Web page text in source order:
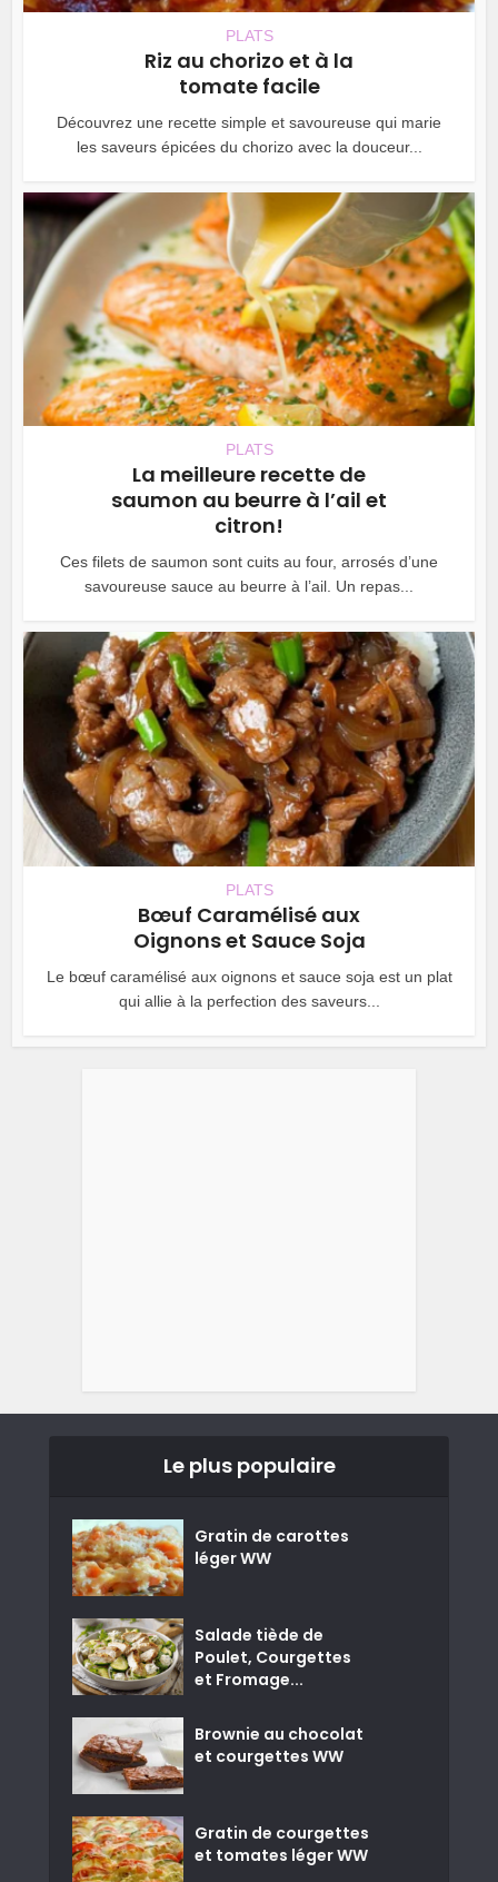
PLATS
Riz au chorizo et à la
tomate facile
Découvrez une recette simple et savoureuse qui marie
les saveurs épicées du chorizo avec la douceur...
PLATS
La meilleure recette de
saumon au beurre à l’ail et
citron!
Ces filets de saumon sont cuits au four, arrosés d’une
savoureuse sauce au beurre à l’ail. Un repas...
PLATS
Bœuf Caramélisé aux
Oignons et Sauce Soja
Le bœuf caramélisé aux oignons et sauce soja est un plat
qui allie à la perfection des saveurs...
Le plus populaire
Gratin de carottes
léger WW
Salade tiède de
Poulet, Courgettes
et Fromage...
Brownie au chocolat
et courgettes WW
Gratin de courgettes
et tomates léger WW